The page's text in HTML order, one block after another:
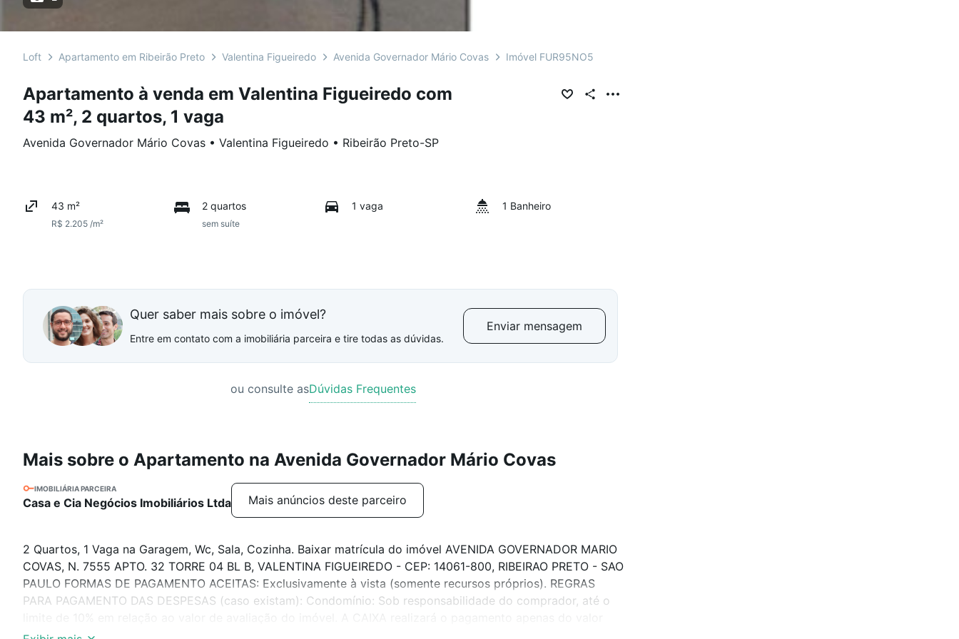
Loft Apartamento em Ribeirão Preto Valentina Figueiredo Avenida Governador Mário Covas Imóvel FUR95NO5
Apartamento à venda em Valentina Figueiredo com
43 m², 2 quartos, 1 vaga
Avenida Governador Mário Covas • Valentina Figueiredo • Ribeirão Preto-SP
43 m²
R$ 2.205 /m²
2 quartos
sem suíte
1 vaga 1 Banheiro
Quer saber mais sobre o imóvel?
Entre em contato com a imobiliária parceira e tire todas as dúvidas.
Enviar mensagem
ou consulte asDúvidas Frequentes
Mais sobre o Apartamento na Avenida Governador Mário Covas
IMOBILIÁRIA PARCEIRA
Casa e Cia Negócios Imobiliários Ltda Mais anúncios deste parceiro
2 Quartos, 1 Vaga na Garagem, Wc, Sala, Cozinha. Baixar matrícula do imóvel AVENIDA GOVERNADOR MARIO
COVAS, N. 7555 APTO. 32 TORRE 04 BL B, VALENTINA FIGUEIREDO - CEP: 14061-800, RIBEIRAO PRETO - SAO
PAULO FORMAS DE PAGAMENTO ACEITAS: Exclusivamente à vista (somente recursos próprios). REGRAS
PARA PAGAMENTO DAS DESPESAS (caso existam): Condomínio: Sob responsabilidade do comprador, até o
que exceder o limite de 10% do valor de avaliação. Tributos: Sob responsabilidade do comprador.